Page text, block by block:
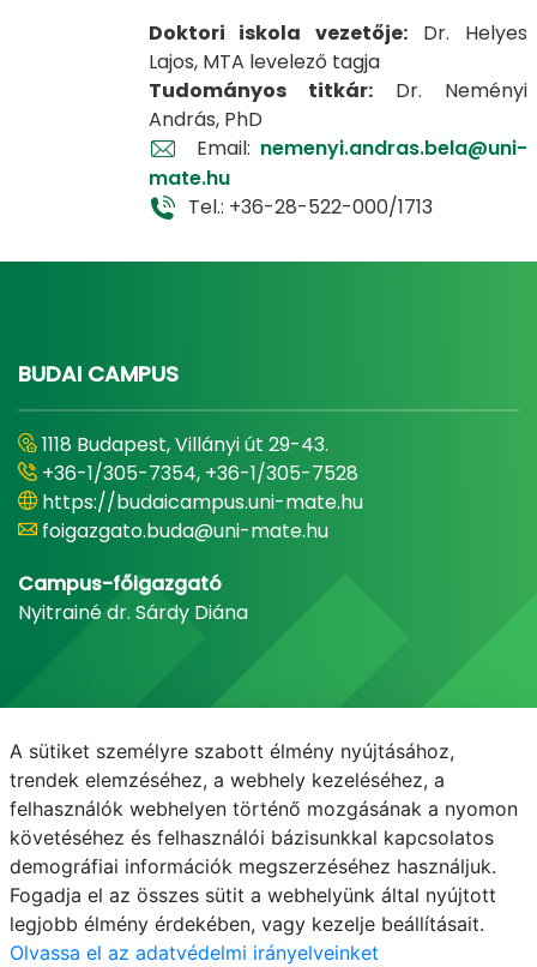
Doktori iskola vezetője: Dr. Helyes
Lajos, MTA levelező tagja
Tudományos titkár: Dr. Neményi
András, PhD
Email: nemenyi.andras.bela@uni-
mate.hu
Tel.: +36-28-522-000/1713
BUDAI CAMPUS
1118 Budapest, Villányi út 29-43.
+36-1/305-7354, +36-1/305-7528
https://budaicampus.uni-mate.hu
foigazgato.buda@uni-mate.hu
Campus-főigazgató
Nyitrainé dr. Sárdy Diána
E-mail Telefonkönyv NEPTUN E-learning
A sütiket személyre szabott élmény nyújtásához,
trendek elemzéséhez, a webhely kezeléséhez, a
felhasználók webhelyen történő mozgásának a nyomon
követéséhez és felhasználói bázisunkkal kapcsolatos
demográfiai információk megszerzéséhez használjuk.
Fogadja el az összes sütit a webhelyünk által nyújtott
legjobb élmény érdekében, vagy kezelje beállításait.
Olvassa el az adatvédelmi irányelveinket